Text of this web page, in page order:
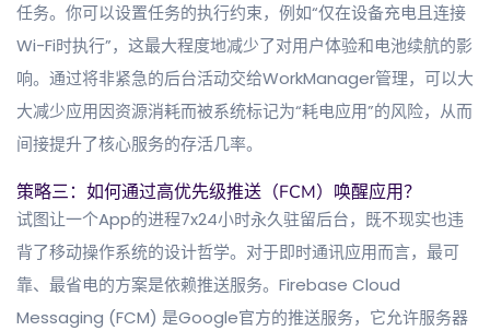
任务。你可以设置任务的执行约束，例如“仅在设备充电且连接
Wi-Fi时执行”，这最大程度地减少了对用户体验和电池续航的影
响。通过将非紧急的后台活动交给WorkManager管理，可以大
大减少应用因资源消耗而被系统标记为“耗电应用”的风险，从而
间接提升了核心服务的存活几率。
策略三：如何通过高优先级推送（FCM）唤醒应用？
试图让一个App的进程7x24小时永久驻留后台，既不现实也违
背了移动操作系统的设计哲学。对于即时通讯应用而言，最可
靠、最省电的方案是依赖推送服务。Firebase Cloud
Messaging (FCM) 是Google官方的推送服务，它允许服务器